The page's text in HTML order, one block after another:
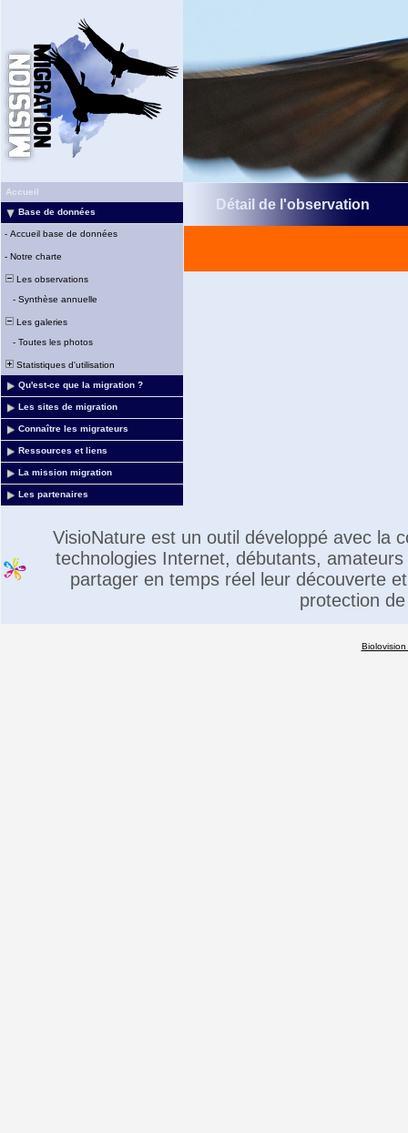
Accueil
Base de données
- Accueil base de données
- Notre charte
Les observations
- Synthèse annuelle
Les galeries
- Toutes les photos
Statistiques d'utilisation
Qu'est-ce que la migration ?
Les sites de migration
Connaître les migrateurs
Ressources et liens
La mission migration
Les partenaires
Détail de l'observation
VisioNature est un outil développé avec la
technologies Internet, débutants,
partager en temps réel leur découverte
protection
Biolovision